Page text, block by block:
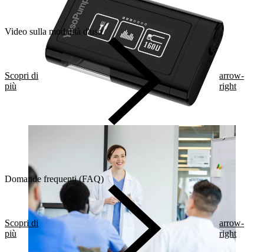
Video sulla modalità d'uso
Scopri di
più
arrow-
right
Domande frequenti (FAQ)
Scopri di
più
arrow-
right